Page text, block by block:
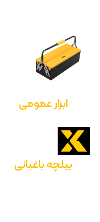
ابزار عمومی
بیلچه باغبانی